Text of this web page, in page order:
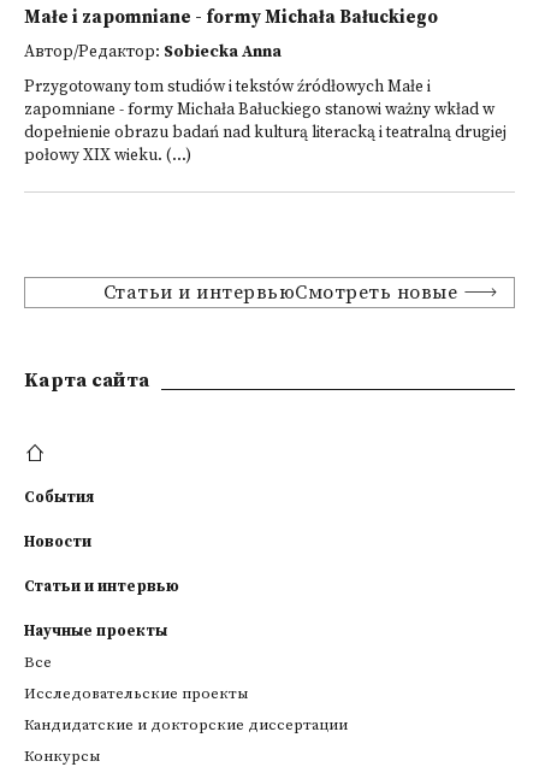
Małe i zapomniane - formy Michała Bałuckiego
Автор/Редактор: Sobiecka Anna
Przygotowany tom studiów i tekstów źródłowych Małe i
zapomniane - formy Michała Bałuckiego stanowi ważny wkład w
dopełnienie obrazu badań nad kulturą literacką i teatralną drugiej
połowy XIX wieku. (...)
Статьи и интервьюСмотреть новые
Kарта сайта
События
Новости
Статьи и интервью
Научные проекты
Все
Исследовательские проекты
Кандидатские и докторские диссертации
Конкурсы